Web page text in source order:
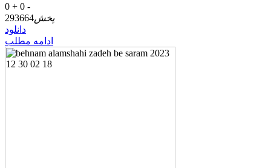
0 + 0 -
پخش293664
دانلود
ادامه مطلب